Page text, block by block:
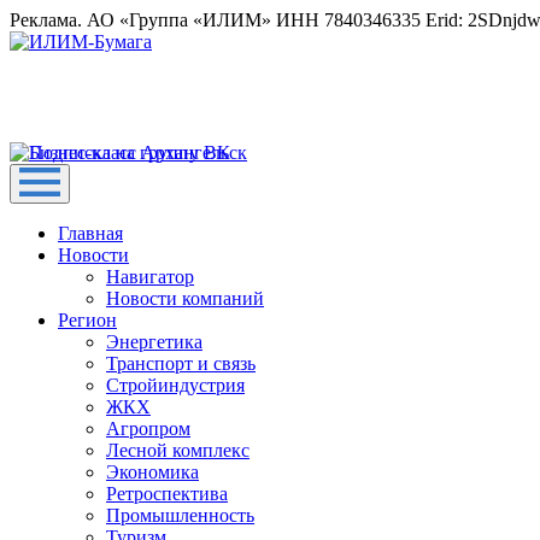
Реклама. АО «Группа «ИЛИМ» ИНН 7840346335 Erid:
Главная
Новости
Навигатор
Новости компаний
Регион
Энергетика
Транспорт и связь
Стройиндустрия
ЖКХ
Агропром
Лесной комплекс
Экономика
Ретроспектива
Промышленность